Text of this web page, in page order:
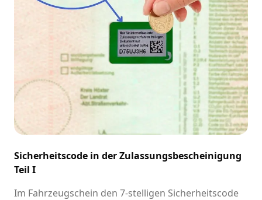
Sicherheitscode in der Zulassungsbescheinigung
Teil I
Im Fahrzeugschein den 7-stelligen Sicherheitscode